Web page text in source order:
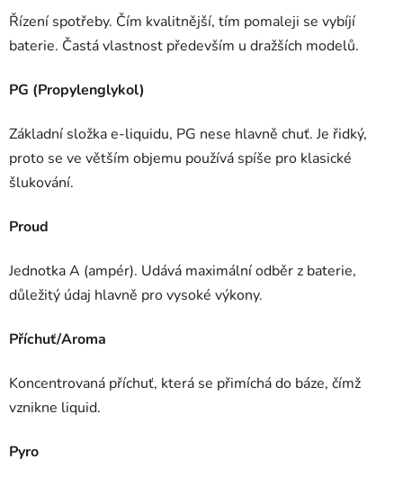
Řízení spotřeby. Čím kvalitnější, tím pomaleji se vybíjí
baterie. Častá vlastnost především u dražších modelů.
PG (Propylenglykol)
Základní složka e-liquidu, PG nese hlavně chuť. Je řidký,
proto se ve větším objemu používá spíše pro klasické
šlukování.
Proud
Jednotka A (ampér). Udává maximální odběr z baterie,
důležitý údaj hlavně pro vysoké výkony.
Příchuť/Aroma
Koncentrovaná příchuť, která se přimíchá do báze, čímž
vznikne liquid.
Pyro